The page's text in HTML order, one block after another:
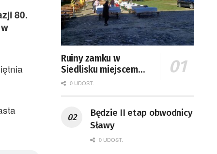
80.
Ruiny zamku w
Siedlisku miejscem
święta plonów
0 UDOST.
Będzie II etap obwodnicy
Sławy
0 UDOST.